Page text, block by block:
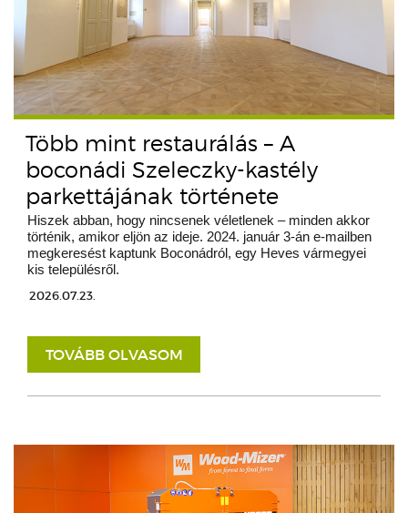
Több mint restaurálás – A
boconádi Szeleczky-kastély
parkettájának története
Hiszek abban, hogy nincsenek véletlenek – minden akkor
történik, amikor eljön az ideje. 2024. január 3-án e-mailben
megkeresést kaptunk Boconádról, egy Heves vármegyei
kis településről.
2026.07.23.
TOVÁBB OLVASOM